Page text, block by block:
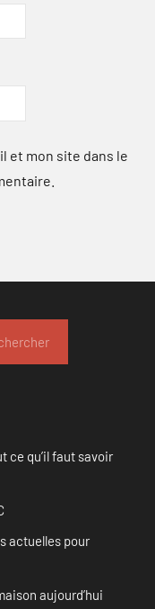
et mon site dans le
ce qu’il faut savoir
actuelles pour
aujourd’hui